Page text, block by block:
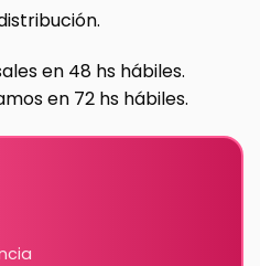
en 48 hs hábiles.
en 72 hs hábiles.